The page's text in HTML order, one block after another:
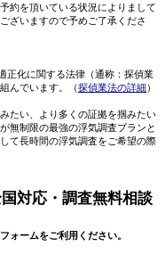
約を頂いている状況によりまして
ざいますので予めご了承くださ
正化に関する法律（通称：探偵業
んでいます。（探偵業法の詳細）
たい、より多くの証拠を掴みたい
無制限の最強の浮気調査プランと
て長時間の浮気調査をご希望の際
対応・調査無料相談
ォームをご利用ください。